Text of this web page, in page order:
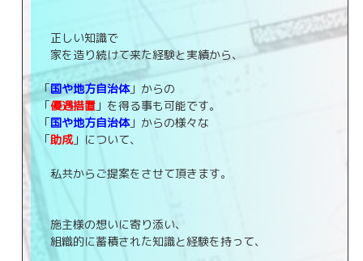
正しい知識で
家を造り続けて来た経験と実績から、
「国や地方自治体」からの
「優遇措置」を得る事も可能です。
「国や地方自治体」からの様々な
「助成」について、
私共からご提案をさせて頂きます。
施主様の想いに寄り添い、
組織的に蓄積された知識と経験を持って、